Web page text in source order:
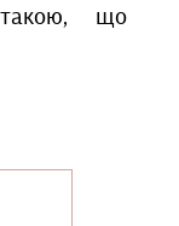
що